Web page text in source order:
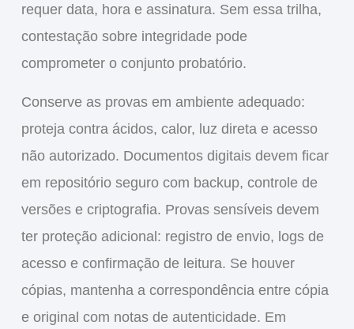
requer data, hora e assinatura. Sem essa trilha,
contestação sobre integridade pode
comprometer o conjunto probatório.
Conserve as provas em ambiente adequado:
proteja contra ácidos, calor, luz direta e acesso
não autorizado. Documentos digitais devem ficar
em repositório seguro com backup, controle de
versões e criptografia. Provas sensíveis devem
ter proteção adicional: registro de envio, logs de
acesso e confirmação de leitura. Se houver
cópias, mantenha a correspondência entre cópia
e original com notas de autenticidade. Em